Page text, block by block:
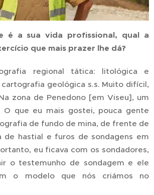
é a sua vida profissional, qual a
que mais prazer lhe dá?
regional tática: litológica e
geológica s.s. Muito difícil,
zona de Penedono [em Viseu], um
que eu mais gostei, pouca gente
de fundo de mina, de frente de
de hastial e furos de sondagens em
eu ficava com os sondadores,
o testemunho de sondagem e ele
o modelo que nós criámos no